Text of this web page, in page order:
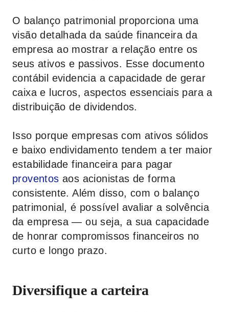
O balanço patrimonial proporciona uma
visão detalhada da saúde financeira da
empresa ao mostrar a relação entre os
seus ativos e passivos. Esse documento
contábil evidencia a capacidade de gerar
caixa e lucros, aspectos essenciais para a
distribuição de dividendos.
Isso porque empresas com ativos sólidos
e baixo endividamento tendem a ter maior
estabilidade financeira para pagar
proventos aos acionistas de forma
consistente. Além disso, com o balanço
patrimonial, é possível avaliar a solvência
da empresa — ou seja, a sua capacidade
de honrar compromissos financeiros no
curto e longo prazo.
Diversifique a carteira